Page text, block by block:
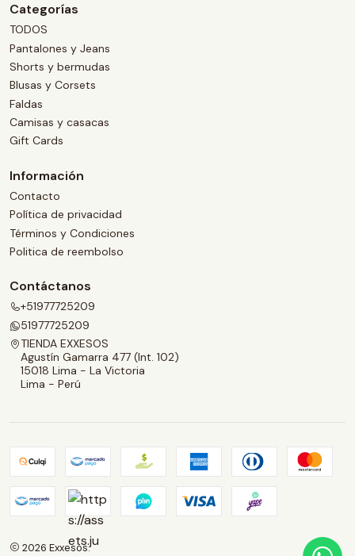
Categorías
TODOS
Pantalones y Jeans
Shorts y bermudas
Blusas y Corsets
Faldas
Camisas y casacas
Gift Cards
Información
Contacto
Política de privacidad
Términos y Condiciones
Politica de reembolso
Contáctanos
+51977725209
51977725209
TIENDA EXXESOS
Agustín Gamarra 477 (Int. 102)
15018 Lima - La Victoria
Lima - Perú
2026 Exxesos.